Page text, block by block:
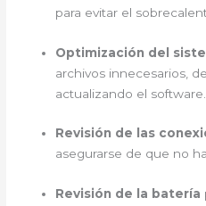
para evitar el
Optimización del
archivos innecesarios,
actualizando el software.
Revisión de las
asegurarse de que no
Revisión de la batería